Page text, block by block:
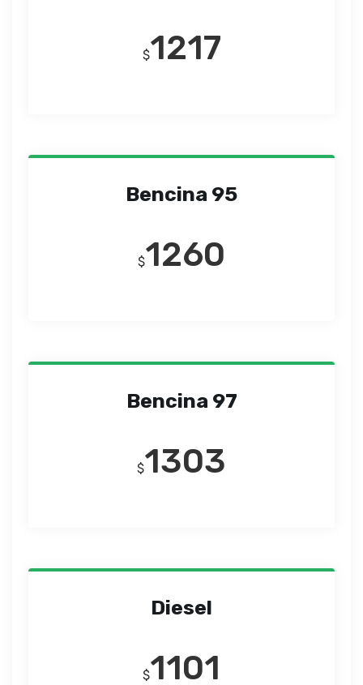
$1217
Bencina 95
$1260
Bencina 97
$1303
Diesel
$1101